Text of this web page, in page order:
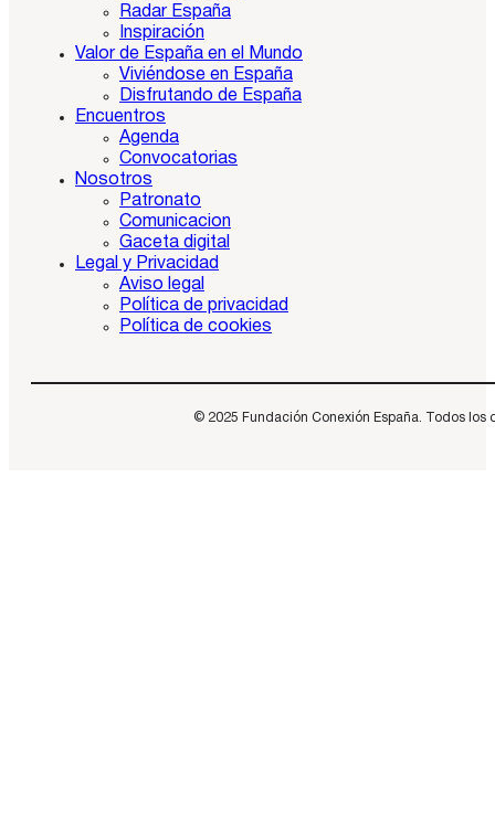
Radar España
Inspiración
Valor de España en el Mundo
Viviéndose en España
Disfrutando de España
Encuentros
Agenda
Convocatorias
Nosotros
Patronato
Comunicacion
Gaceta digital
Legal y Privacidad
Aviso legal
Política de privacidad
Política de cookies
© 2025 Fundación Conexión España. Todos los